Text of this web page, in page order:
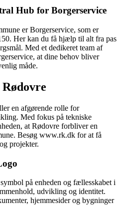
Hub for Borgerservice
er Borgerservice, som er
Her kan du få hjælp til alt fra pas
Med et dedikeret team af
at dine behov bliver
måde.
en afgørende rolle for
Med fokus på tekniske
at Rødovre forbliver en
Besøg www.rk.dk for at få
projekter.
på enheden og fællesskabet i
udvikling og identitet.
hjemmesider og bygninger